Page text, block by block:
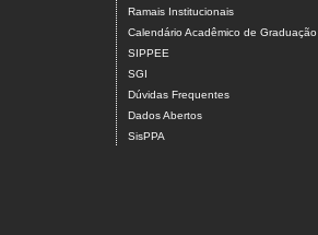
Ramais Institucionais
Calendário Acadêmico de Graduação
SIPPEE
SGI
Dúvidas Frequentes
Dados Abertos
SisPPA